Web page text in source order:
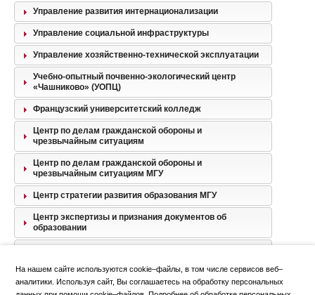
Управление развития интернационализации
Управление социальной инфраструктуры
Управление хозяйственно-технической эксплуатации
Учебно-опытный почвенно-экологический центр
«Чашниково» (УОПЦ)
Французский университетский колледж
Центр по делам гражданской обороны и
чрезвычайным ситуациям
Центр по делам гражданской обороны и
чрезвычайным ситуациям МГУ
Центр стратегии развития образования МГУ
Центр экспертизы и признания документов об
образовании
Юридическое управление
На нашем сайте используются cookie–файлы, в том числе сервисов веб–
аналитики. Используя сайт, Вы соглашаетесь на обработку персональных